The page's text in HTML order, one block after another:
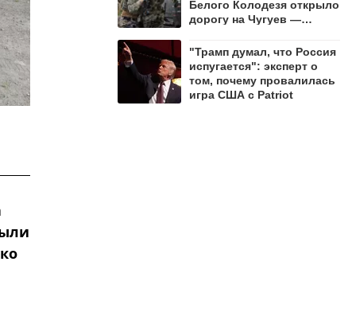
Белого Колодезя открыло
дорогу на Чугуев —
"Трамп думал, что Россия
испугается": эксперт о
том, почему провалилась
игра США с Patriot